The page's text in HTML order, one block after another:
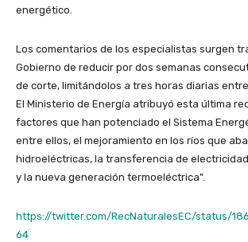
energético.
Los comentarios de los especialistas surgen
Gobierno de reducir por dos semanas
de corte, limitándolos a tres horas diarias entre
El Ministerio de Energía atribuyó esta última
factores que han potenciado el Sistema
entre ellos, el mejoramiento en los ríos que
hidroeléctricas, la transferencia de
y la nueva generación termoeléctrica”.
https://twitter.com/RecNaturalesEC/status/
64